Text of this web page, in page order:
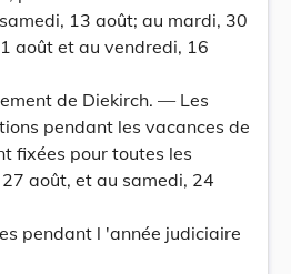
13 août; au mardi, 30
août et au vendredi, 16
de Diekirch. — Les
pendant les vacances de
fixées pour toutes les
août, et au samedi, 24
pendant l 'année judiciaire